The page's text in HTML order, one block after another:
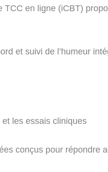
TCC en ligne (iCBT)
et suivi de l’humeur
les essais cliniques
conçus pour répondre